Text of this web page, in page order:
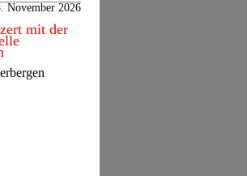
November 2026
mit der